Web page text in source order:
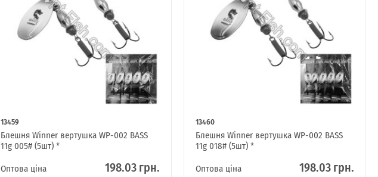
13459
Блешня Winner вертушка WP-002 BASS
11g 005# (5шт) *
Оптова ціна
198.03 грн.
13460
Блешня Winner вертушка WP-002 BASS
11g 018# (5шт) *
Оптова ціна
198.03 грн.